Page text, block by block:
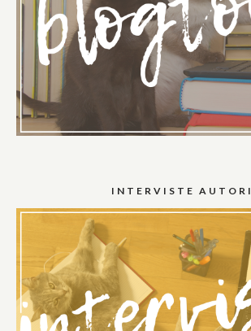
INTERVISTE AUTORI